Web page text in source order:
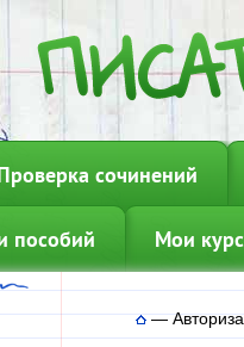
сочинений
пособий Мои
—